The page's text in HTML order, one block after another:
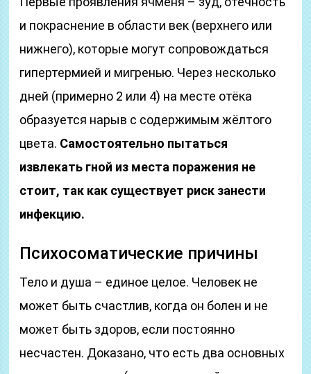
и покраснение в области век (верхнего или
нижнего), которые могут сопровождаться
гипертермией и мигренью. Через несколько
дней (примерно 2 или 4) на месте отёка
образуется нарыв с содержимым жёлтого
цвета. Самостоятельно пытаться
извлекать гной из места поражения не
стоит, так как существует риск занести
инфекцию.
Психосоматические причины
Тело и душа – единое целое. Человек не
может быть счастлив, когда он болен и не
может быть здоров, если постоянно
несчастен. Доказано, что есть два основных